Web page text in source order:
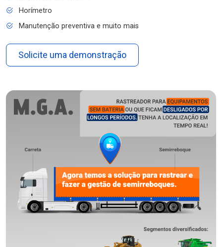
Horímetro
Manutenção preventiva e muito mais
Solicite uma demonstração